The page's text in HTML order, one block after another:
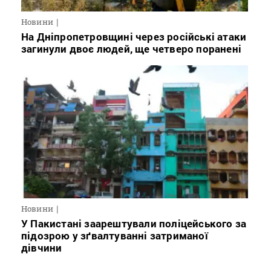
Новини
На Дніпропетровщині через російські атаки
загинули двоє людей, ще четверо поранені
Новини
У Пакистані заарештували поліцейського за
підозрою у зґвалтуванні затриманої
дівчини